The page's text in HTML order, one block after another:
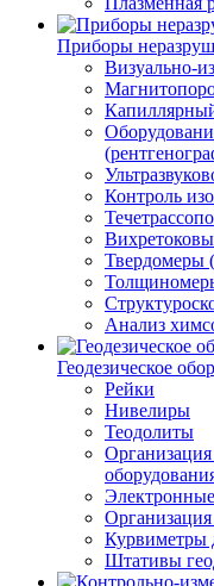
Приборы
Визуально-
Контроль
Твердомеры
Анализ
Геодезическое
Рейки
Нивелиры
Теодолиты
Организация
Курвиметры
Штативы